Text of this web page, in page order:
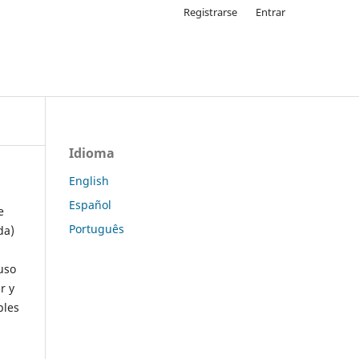
Registrarse Entrar
y
Idioma
English
Español
Português